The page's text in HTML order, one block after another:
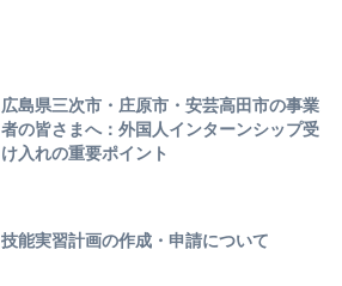
広島県三次市・庄原市・安芸高田市の事業
者の皆さまへ：外国人インターンシップ受
け入れの重要ポイント
技能実習計画の作成・申請について